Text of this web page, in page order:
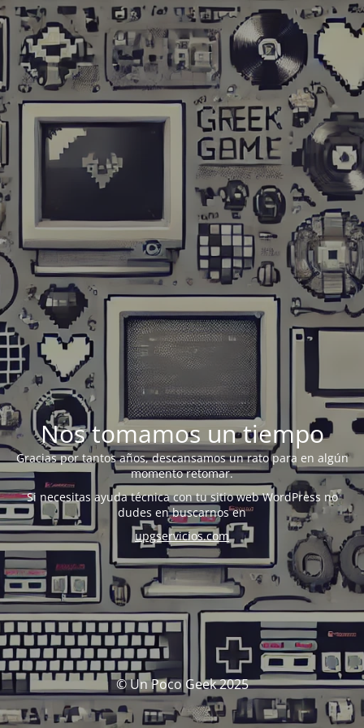
Nos tomamos un tiempo
Gracias por tantos años, descansamos un rato para en algún
momento retomar.
Si necesitas ayuda técnica con tu sitio web WordPress no
dudes en buscarnos en
upgservicios.com
© Un Poco Geek 2025